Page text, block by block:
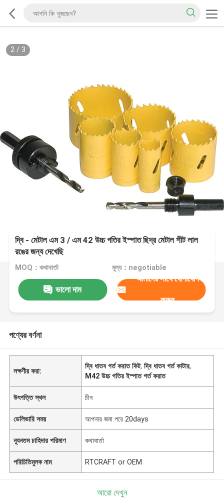
2/ 3
দ্বি - মেটাল এম 3 / এম 42 উচ্চ গতির ইস্পাত ছিদ্র মেটাল শীট লাল
রঙের জন্য দেখেছি
MOQ：কথাবার্তা মূল্য：negotiable
ভালো দাম
আমাদের সাথে যোগাযোগ
করুন
পণ্যের বর্ণনা
লক্ষণীয় করা:
দ্বি ধাতব গর্ত করাত কিট,দ্বি ধাতব গর্ত কাটার,
M42 উচ্চ গতির ইস্পাত গর্ত করাত
উৎপত্তি স্থল চীন
ডেলিভারি সময় আপনার জমা পরে 20days
ন্যূনতম চাহিদার পরিমাণ কথাবার্তা
পরিচিতিমুলক নাম RTCRAFT or OEM
আরো দেখুন